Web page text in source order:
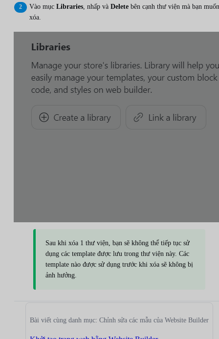
Vào mục Libraries, nhấp và Delete bên cạnh thư viện mà bạn muốn
xóa.
Sau khi xóa 1 thư viện, bạn sẽ không thể tiếp tục sử
dụng các template được lưu trong thư viện này. Các
template nào được sử dụng trước khi xóa sẽ không bị
ảnh hưởng.
Bài viết cùng danh mục: Chỉnh sửa các mẫu của Website Builder